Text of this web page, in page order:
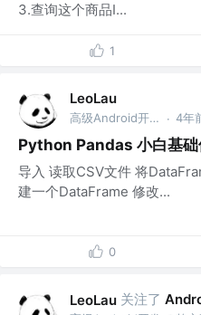
3.查询这个商品I...
1
LeoLau
高级Android开发 @乾立享信息咨询（深圳）有限公司 · 4年
Python Pandas 小白基础
导入 读取CSV文件 将
建一个DataFrame 修改...
0
LeoLau 关注了